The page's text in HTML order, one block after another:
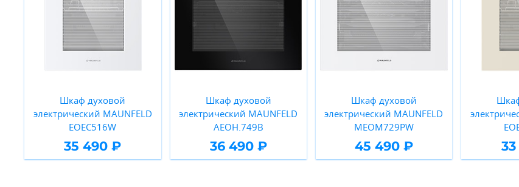
Шкаф духовой
электрический MAUNFELD
EOEC516W
35 490 ₽
Шкаф духовой
электрический MAUNFELD
AEOH.749B
36 490 ₽
Шкаф духовой
электрический MAUNFELD
MEOM729PW
45 490 ₽